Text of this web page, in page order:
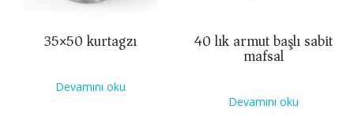
35×50 kurtagzı
Devamını oku
40 lık armut başlı sabit
mafsal
Devamını oku